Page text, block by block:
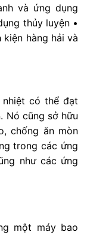
và ứng dụng
thủy luyện •
hàng hải và
có thể đạt
Nó cũng sở hữu
chống ăn mòn
trong các ứng
như các ứng
một máy bao